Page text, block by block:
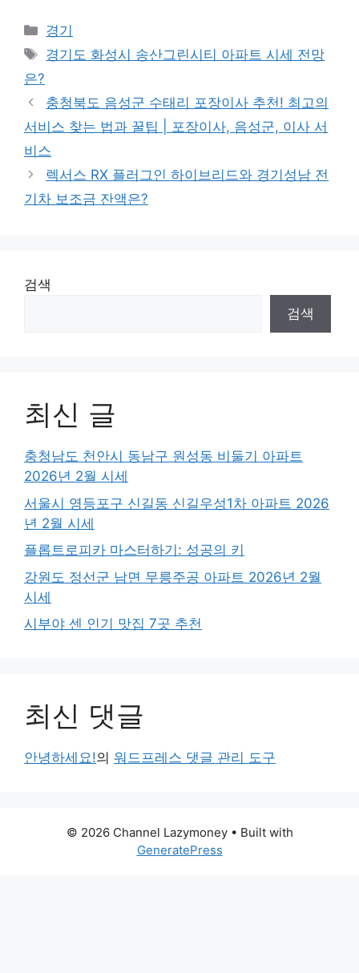
Categories
경기
Tags
경기도 화성시 송산그린시티 아파트 시세 전망
은?
충청북도 음성군 수태리 포장이사 추천! 최고의
서비스 찾는 법과 꿀팁 | 포장이사, 음성군, 이사 서
비스
렉서스 RX 플러그인 하이브리드와 경기성남 전
기차 보조금 잔액은?
검색
검색
최신 글
충청남도 천안시 동남구 원성동 비둘기 아파트
2026년 2월 시세
서울시 영등포구 신길동 신길우성1차 아파트 2026
년 2월 시세
플롭트로피카 마스터하기: 성공의 키
강원도 정선군 남면 무릉주공 아파트 2026년 2월
시세
시부야 센 인기 맛집 7곳 추천
최신 댓글
안녕하세요!의 워드프레스 댓글 관리 도구
© 2026 Channel Lazymoney• Built with
GeneratePress